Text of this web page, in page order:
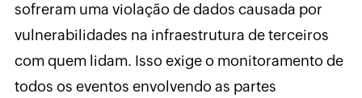
sofreram uma violação de dados causada por
vulnerabilidades na infraestrutura de terceiros
com quem lidam. Isso exige o monitoramento de
todos os eventos envolvendo as partes